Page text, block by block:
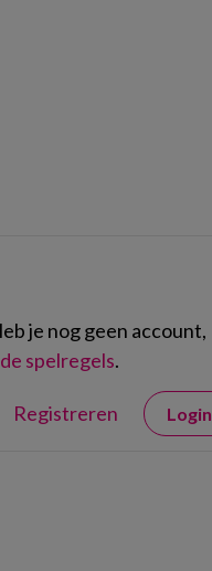
je nog geen account,
spelregels.
Registreren Login